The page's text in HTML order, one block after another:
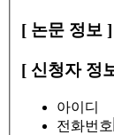
[ 논문 정보 ]
[ 신청자 정
아이디
전화번호